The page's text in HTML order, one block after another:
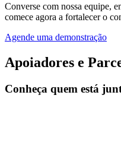
Converse com nossa equipe,
comece agora a fortalecer o
Agende uma demonstração
Apoiadores e
Conheça quem está